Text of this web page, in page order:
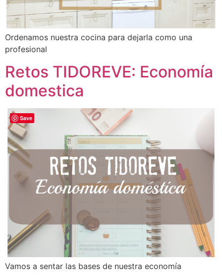
Ordenamos nuestra cocina para dejarla como una
profesional
Retos TIDOREVE: Economía
domestica
Vamos a sentar las bases de nuestra economía
Save